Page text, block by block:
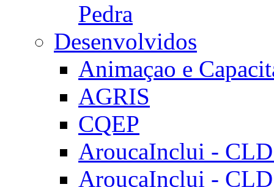
Pedra
Desenvolvidos
Animaçao e
AGRIS
CQEP
AroucaInclui -
AroucaInclui -